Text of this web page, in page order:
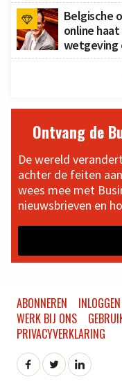
Belgische
online
wetgeving
Ontvang de
De wereld
achter de feiten
wees mee met
nieuwsbrieven en
ABONNEREN INLOGGEN
WERK BIJ ONS
PRIVACYVERKLARING